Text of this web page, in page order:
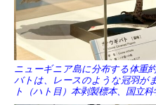
ニューギニア島に分布する体重
バトは、レースのような冠羽が
ト（ハト目）本剥製標本、国立